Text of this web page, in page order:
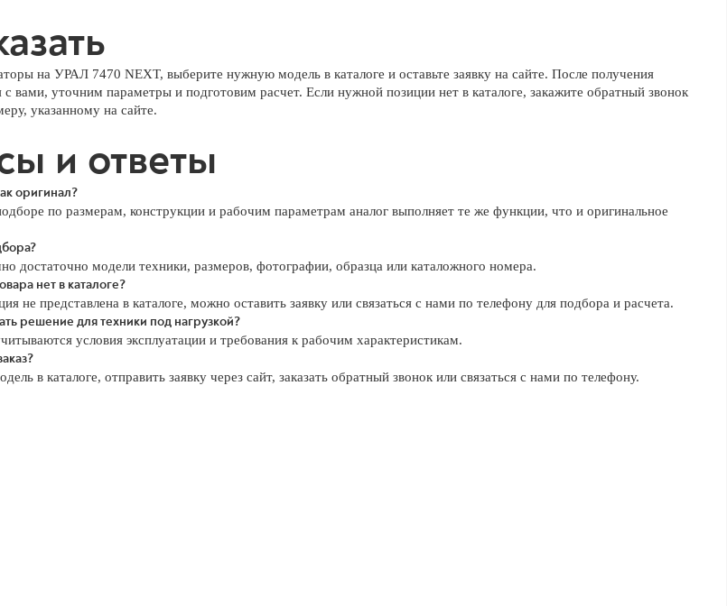
на УРАЛ 7470 NEXT, выберите нужную модель в каталоге и оставьте заявку на сайте. После получения
вами, уточним параметры и подготовим расчет. Если нужной позиции нет в каталоге, закажите обратный звонок
указанному на сайте.
и ответы
оригинал?
по размерам, конструкции и рабочим параметрам аналог выполняет те же функции, что и оригинальное
достаточно модели техники, размеров, фотографии, образца или каталожного номера.
нет в каталоге?
не представлена в каталоге, можно оставить заявку или связаться с нами по телефону для подбора и расчета.
решение для техники под нагрузкой?
условия эксплуатации и требования к рабочим характеристикам.
в каталоге, отправить заявку через сайт, заказать обратный звонок или связаться с нами по телефону.